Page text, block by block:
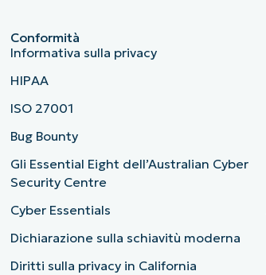
Conformità
Informativa sulla privacy
HIPAA
ISO 27001
Bug Bounty
Gli Essential Eight dell’Australian Cyber
Security Centre
Cyber Essentials
Dichiarazione sulla schiavitù moderna
Diritti sulla privacy in California